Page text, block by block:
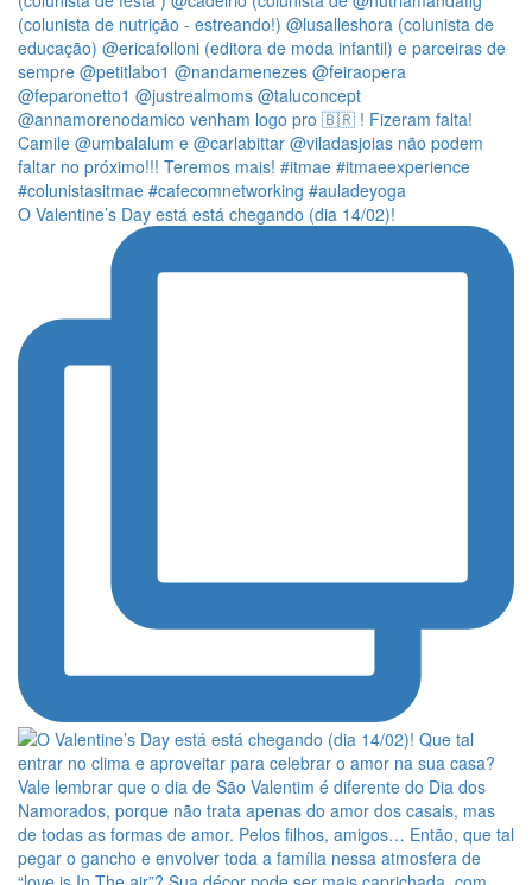
O Valentine’s Day está está chegando (dia 14/02)!